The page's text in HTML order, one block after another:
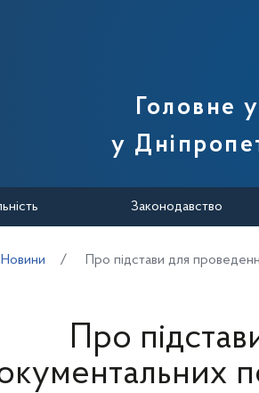
Державної
Головне
у
Законодавство
Новини Про підстави для
Про